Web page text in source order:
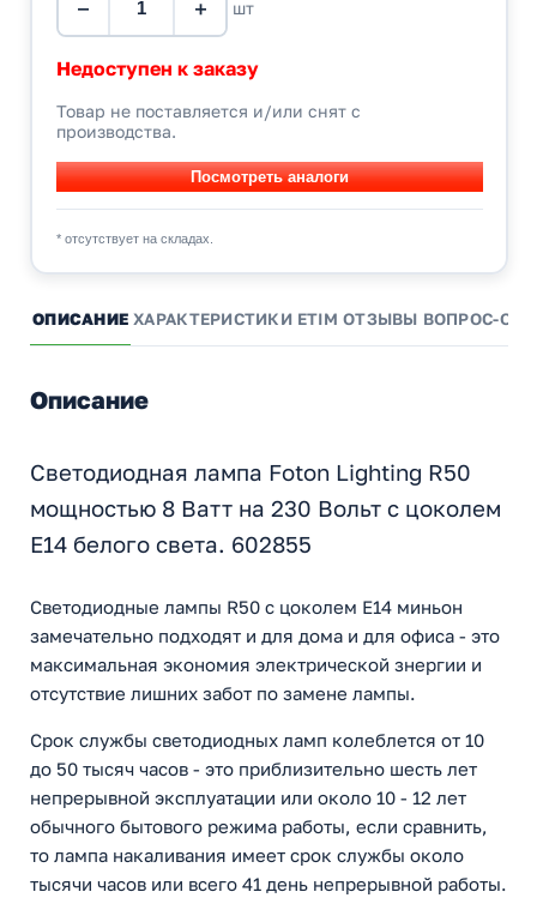
− + шт
Недоступен к заказу
Товар не поставляется и/или снят с
производства.
* отсутствует на складах.
ОПИСАНИЕ ХАРАКТЕРИСТИКИ ETIM ОТЗЫВЫ ВОПРОС-
Описание
Светодиодная лампа Foton Lighting R50
мощностью 8 Ватт на 230 Вольт с цоколем
E14 белого света. 602855
Светодиодные лампы R50 с цоколем Е14 миньон
замечательно подходят и для дома и для офиса - это
максимальная экономия электрической знергии и
отсутствие лишних забот по замене лампы.
Срок службы светодиодных ламп колеблется от 10
до 50 тысяч часов - это приблизительно шесть лет
непрерывной эксплуатации или около 10 - 12 лет
обычного бытового режима работы, если сравнить,
то лампа накаливания имеет срок службы около
тысячи часов или всего 41 день непрерывной работы.